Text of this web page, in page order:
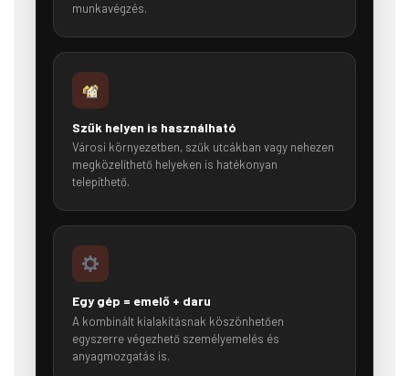
munkavégzés.
Szűk helyen is használható
Városi környezetben, szűk utcákban vagy nehezen
megközelíthető helyeken is hatékonyan
telepíthető.
Egy gép = emelő + daru
A kombinált kialakításnak köszönhetően
egyszerre végezhető személyemelés és
anyagmozgatás is.